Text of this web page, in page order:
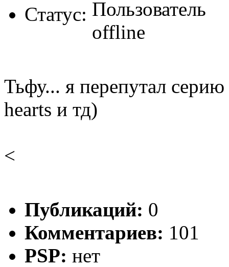
Статус:
Тьфу... я перепутал
hearts и тд)
<
Публикаций: 0
Комментариев: 101
PSP: нет